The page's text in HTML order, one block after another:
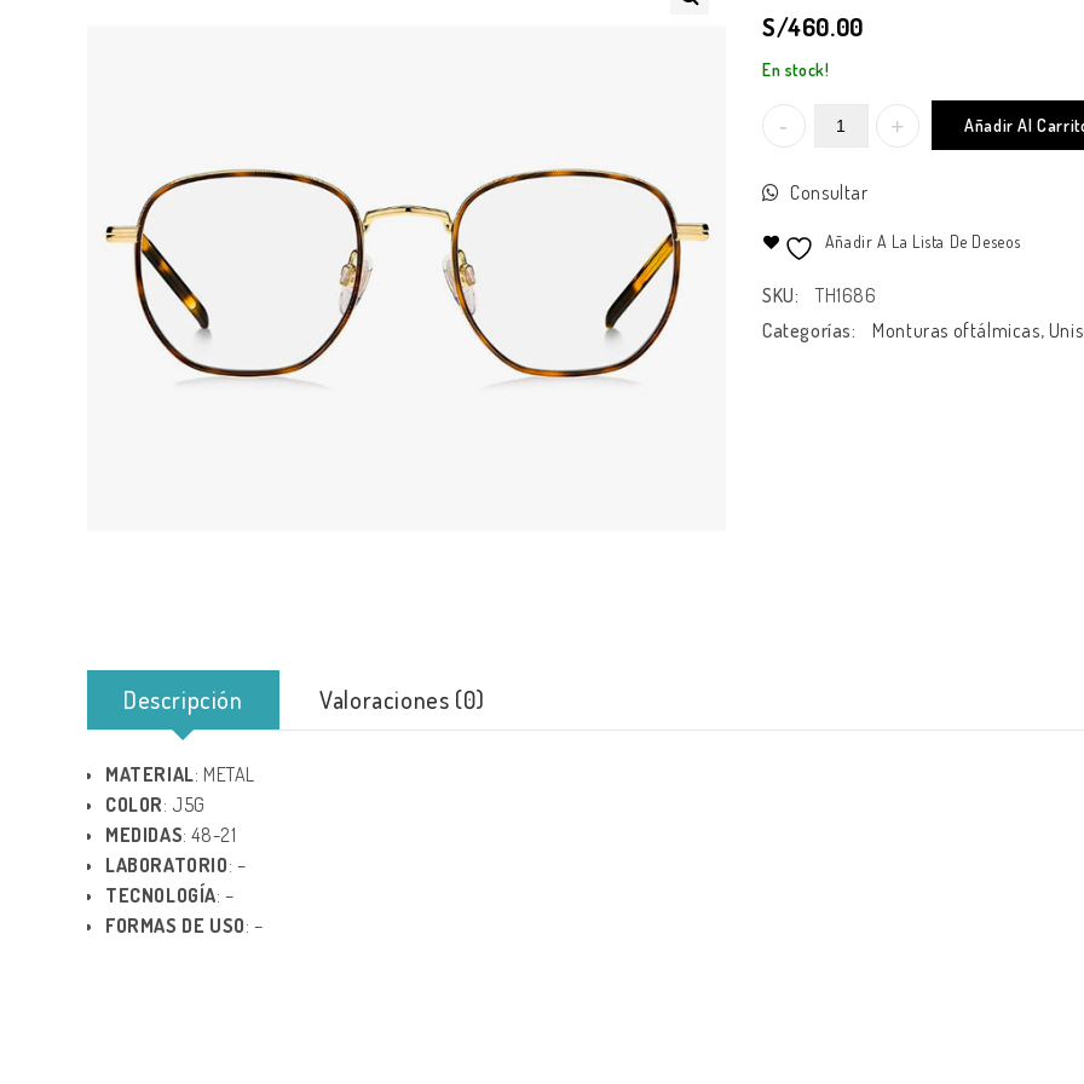
S/460.00
En stock!
Añadir Al
Consultar
Añadir A La Lista De Deseos
SKU:
TH1686
Categorías:
Monturas oftálmicas,
Descripción Valoraciones (0)
MATERIAL: METAL
COLOR: J5G
MEDIDAS: 48-21
LABORATORIO: –
TECNOLOGÍA: –
FORMAS DE USO: –